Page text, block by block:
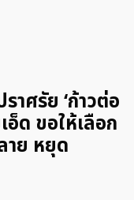
าศรัย ‘ก้าวต่อ
อ็ด ขอให้เลือก
าย หยุด